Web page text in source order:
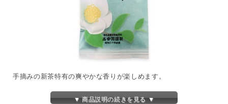
手摘みの新茶特有の爽やかな香りが楽しめます。
▼ 商品説明の続きを見る ▼